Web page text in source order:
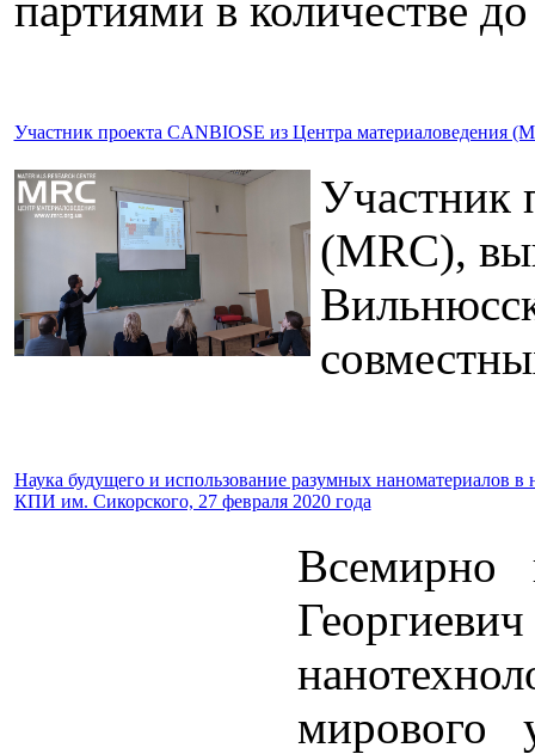
Участник проекта CANBIOSE из Центра материаловедения
Участник
(MRC),
Наука будущего и использование разумных наноматериалов
КПИ им. Сикорского, 27 февраля 2020 года
Всемирно
мирового